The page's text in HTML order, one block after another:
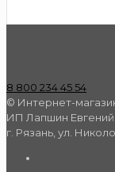
8 800 234 45 54
© Интернет-
ИП Лапшин Евгений
г. Рязань, ул.